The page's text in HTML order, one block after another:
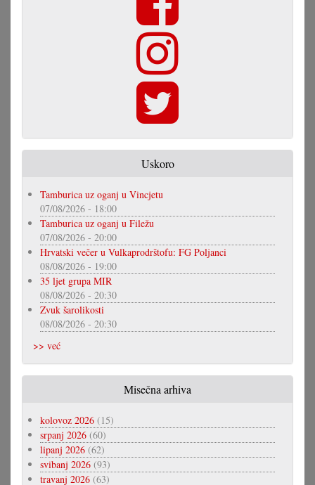
Uskoro
Tamburica uz oganj u Vincjetu
07/08/2026 - 18:00
Tamburica uz oganj u Filežu
07/08/2026 - 20:00
Hrvatski večer u Vulkaprodrštofu: FG Poljanci
08/08/2026 - 19:00
35 ljet grupa MIR
08/08/2026 - 20:30
Zvuk šarolikosti
08/08/2026 - 20:30
>> već
Misečna arhiva
kolovoz 2026 (15)
srpanj 2026 (60)
lipanj 2026 (62)
svibanj 2026 (93)
travanj 2026 (63)